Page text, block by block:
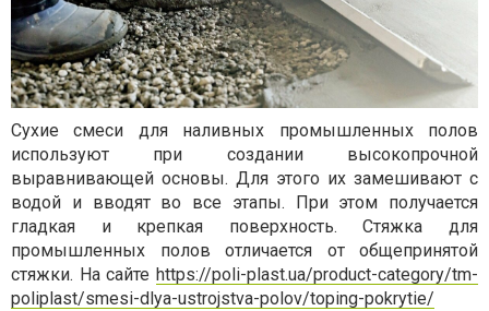
Сухие смеси для наливных промышленных полов
используют при создании высокопрочной
выравнивающей основы. Для этого их замешивают с
водой и вводят во все этапы. При этом получается
гладкая и крепкая поверхность. Стяжка для
промышленных полов отличается от общепринятой
стяжки. На сайте https://poli-plast.ua/product-category/tm-
poliplast/smesi-dlya-ustrojstva-polov/toping-pokrytie/